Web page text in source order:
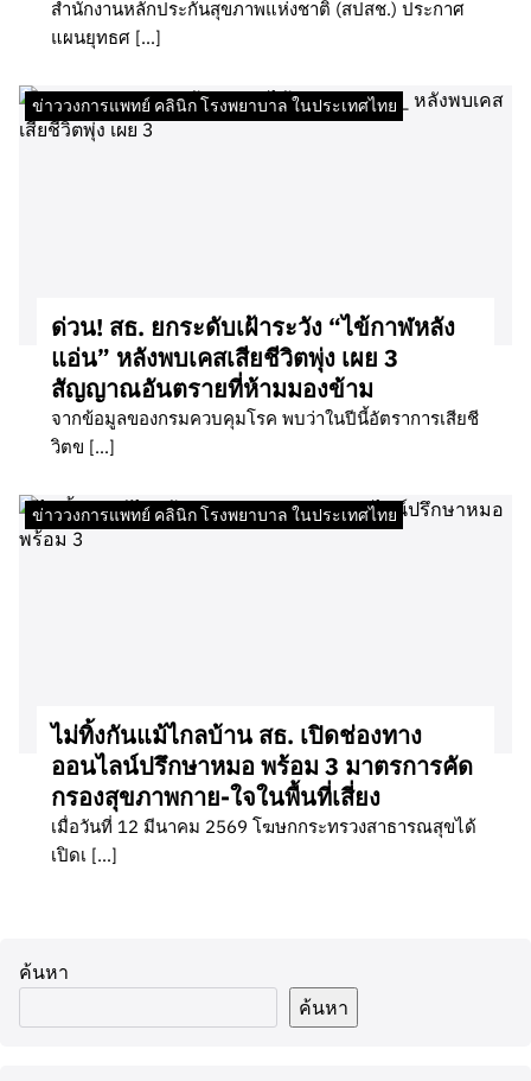
สำนักงานหลักประกันสุขภาพแห่งชาติ (สปสช.) ประกาศ
แผนยุทธศ […]
ข่าววงการแพทย์ คลินิก โรงพยาบาล ในประเทศไทย
ด่วน! สธ. ยกระดับเฝ้าระวัง “ไข้กาฬหลัง
แอ่น” หลังพบเคสเสียชีวิตพุ่ง เผย 3
สัญญาณอันตรายที่ห้ามมองข้าม
จากข้อมูลของกรมควบคุมโรค พบว่าในปีนี้อัตราการเสียชี
วิตข […]
ข่าววงการแพทย์ คลินิก โรงพยาบาล ในประเทศไทย
ไม่ทิ้งกันแม้ไกลบ้าน สธ. เปิดช่องทาง
ออนไลน์ปรึกษาหมอ พร้อม 3 มาตรการคัด
กรองสุขภาพกาย-ใจในพื้นที่เสี่ยง
เมื่อวันที่ 12 มีนาคม 2569 โฆษกกระทรวงสาธารณสุขได้
เปิดเ […]
ค้นหา
ค้นหา